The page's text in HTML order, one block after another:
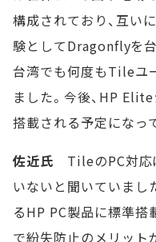
構成されており、互い
験としてDragonflyを台
台湾でも何度もTileユ
ました。今後、HP
搭載される予定になっ
佐近氏 TileのPC対応
いないと聞いていまし
るHP PC製品に標準搭
で紛失防止のメリット